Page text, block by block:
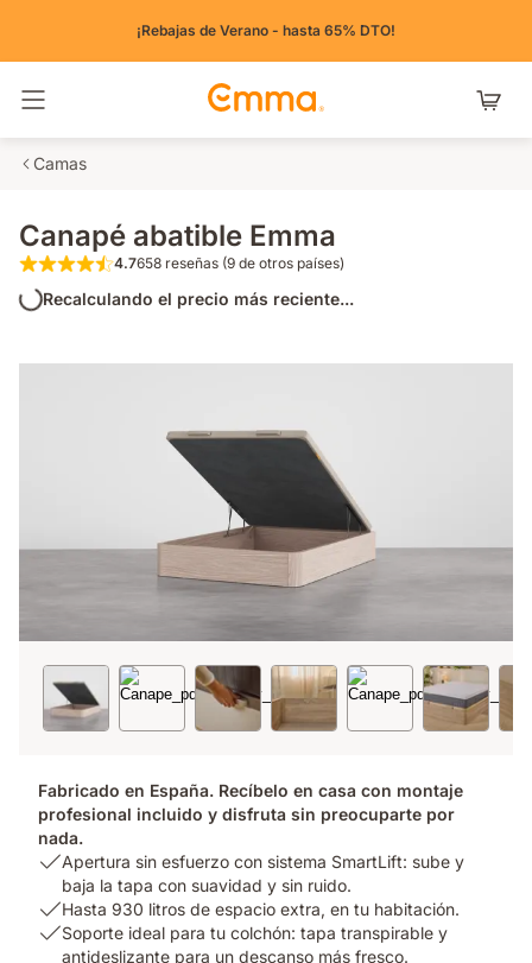
¡Rebajas de Verano - hasta 65% DTO!
Camas
Canapé abatible Emma
4.7 de 5 estrellas 658 reseñas (9 de otros
4.7658 reseñas (9 de otros países)
Recalculando el precio más reciente...
Fabricado en España. Recíbelo en casa con montaje
profesional incluido y disfruta sin preocuparte por
nada.
USP
Apertura
sin
esfuerzo
Apertura sin esfuerzo con sistema SmartLift: sube y
baja la tapa con suavidad y sin ruido.
USP
2:
Hasta
Hasta 930 litros de espacio extra, en tu habitación.
USPSoporte ideal para tu colchón: tapa transpirable y
antideslizante para un descanso más fresco.